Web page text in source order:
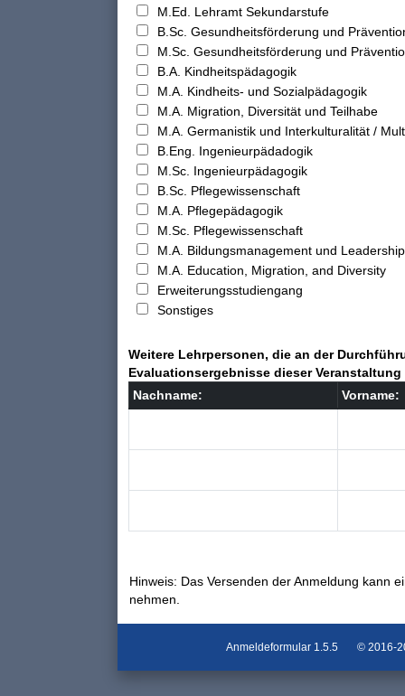
M.Ed. Lehramt Sekundarstufe
B.Sc. Gesundheitsförderung und
M.Sc. Gesundheitsförderung und
B.A. Kindheitspädagogik
M.A. Kindheits- und Sozialpädagogik
M.A. Migration, Diversität und Teilhabe
M.A. Germanistik und Interkulturalität /
B.Eng. Ingenieurpädadogik
M.Sc. Ingenieurpädagogik
B.Sc. Pflegewissenschaft
M.A. Pflegepädagogik
M.Sc. Pflegewissenschaft
M.A. Bildungsmanagement und
M.A. Education, Migration, and Diversity
Erweiterungsstudiengang
Sonstiges
Weitere Lehrpersonen, die an der
Evaluationsergebnisse dieser
Nachname:
Vorname:
Hinweis: Das Versenden der Anmeldung kann
nehmen.
Anmeldeformular 1.5.5 © 2016-